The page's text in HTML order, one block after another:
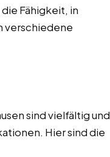
Fähigkeit, in
verschiedene
sind vielfältig und
Hier sind die